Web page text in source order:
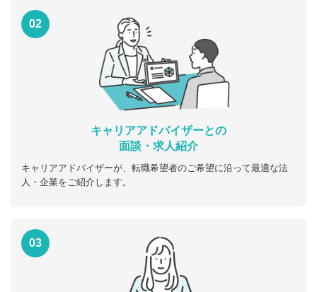
02
キャリアアドバイザーとの
面談・求人紹介
キャリアアドバイザーが、転職希望者のご希望に沿って最適な法
人・企業をご紹介します。
03